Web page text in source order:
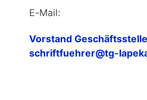
E-Mail:
Vorstand
schriftfuehrer@tg-